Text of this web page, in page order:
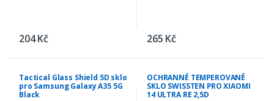
204 Kč 265 Kč
Tactical Glass Shield 5D sklo
pro Samsung Galaxy A35 5G
Black
OCHRANNÉ TEMPEROVANÉ
SKLO SWISSTEN PRO XIAOMI
14 ULTRA RE 2,5D